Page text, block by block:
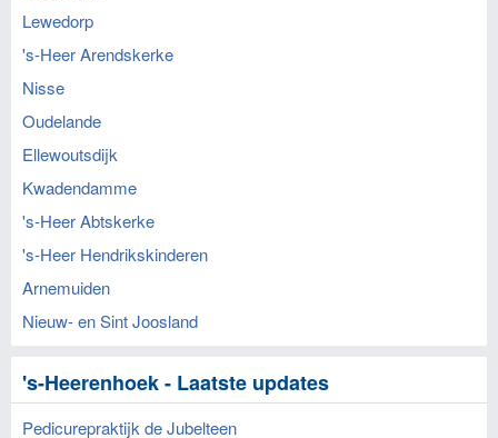
Lewedorp
's-Heer Arendskerke
Nisse
Oudelande
Ellewoutsdijk
Kwadendamme
's-Heer Abtskerke
's-Heer Hendrikskinderen
Arnemuiden
Nieuw- en Sint Joosland
's-Heerenhoek - Laatste updates
Pedicurepraktijk de Jubelteen